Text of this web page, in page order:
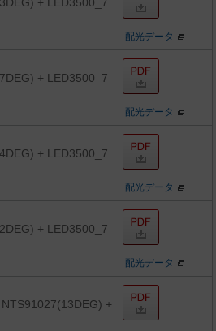
+ LED3500_7
配光データ
+ LED3500_7
配光データ
+ LED3500_7
配光データ
+ LED3500_7
配光データ
+